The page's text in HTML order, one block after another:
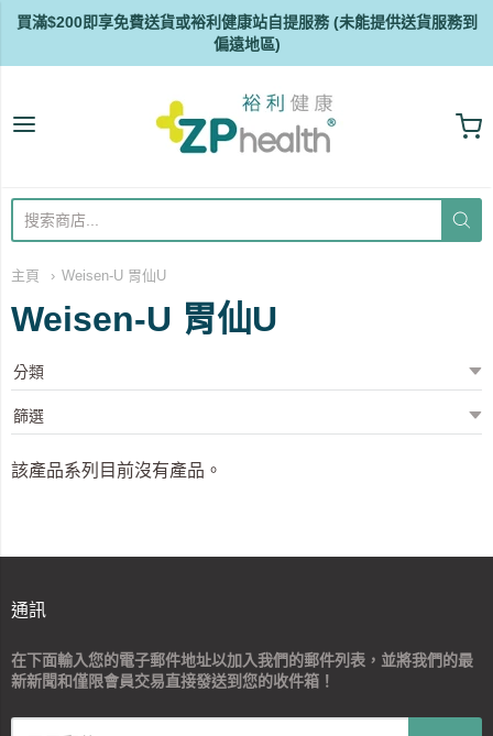
買滿$200即享免費送貨或裕利健康站自提服務 (未能提供送貨服務到
偏遠地區)
ZP Health
主頁 Weisen-U 胃仙U
Weisen-U 胃仙U
該產品系列目前沒有產品。
通訊
在下面輸入您的電子郵件地址以加入我們的郵件列表，並將我們的最
新新聞和僅限會員交易直接發送到您的收件箱！